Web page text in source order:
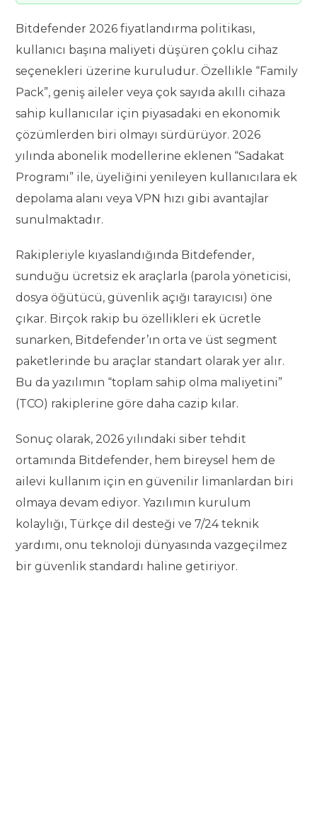
Bitdefender 2026 fiyatlandırma politikası,
kullanıcı başına maliyeti düşüren çoklu cihaz
seçenekleri üzerine kuruludur. Özellikle “Family
Pack”, geniş aileler veya çok sayıda akıllı cihaza
sahip kullanıcılar için piyasadaki en ekonomik
çözümlerden biri olmayı sürdürüyor. 2026
yılında abonelik modellerine eklenen “Sadakat
Programı” ile, üyeliğini yenileyen kullanıcılara ek
depolama alanı veya VPN hızı gibi avantajlar
sunulmaktadır.
Rakipleriyle kıyaslandığında Bitdefender,
sunduğu ücretsiz ek araçlarla (parola yöneticisi,
dosya öğütücü, güvenlik açığı tarayıcısı) öne
çıkar. Birçok rakip bu özellikleri ek ücretle
sunarken, Bitdefender’ın orta ve üst segment
paketlerinde bu araçlar standart olarak yer alır.
Bu da yazılımın “toplam sahip olma maliyetini”
(TCO) rakiplerine göre daha cazip kılar.
Sonuç olarak, 2026 yılındaki siber tehdit
ortamında Bitdefender, hem bireysel hem de
ailevi kullanım için en güvenilir limanlardan biri
olmaya devam ediyor. Yazılımın kurulum
kolaylığı, Türkçe dil desteği ve 7/24 teknik
yardımı, onu teknoloji dünyasında vazgeçilmez
bir güvenlik standardı haline getiriyor.